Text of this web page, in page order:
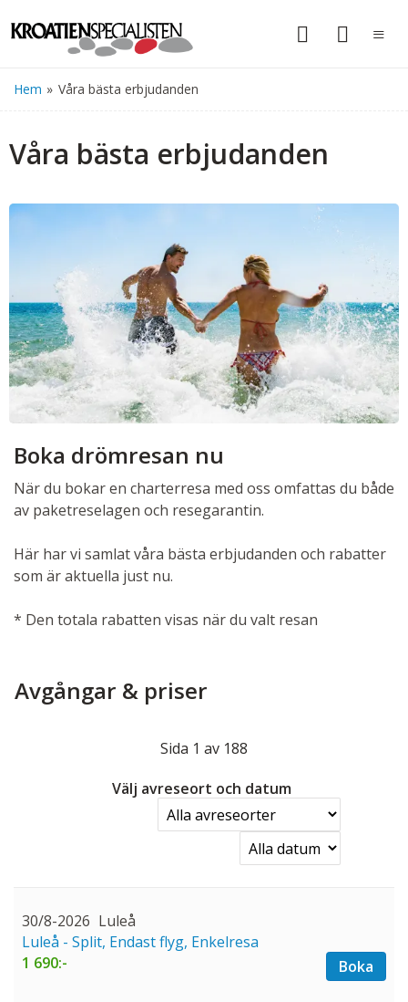
Hem » Våra bästa erbjudanden
Våra bästa erbjudanden
Boka drömresan nu
När du bokar en charterresa med oss omfattas du både
av paketreselagen och resegarantin.
Här har vi samlat våra bästa erbjudanden och rabatter
som är aktuella just nu.
* Den totala rabatten visas när du valt resan
Avgångar & priser
Sida 1 av 188
Välj avreseort och datum
30/8-2026 Luleå
Luleå - Split, Endast flyg, Enkelresa
1 690:-
Boka